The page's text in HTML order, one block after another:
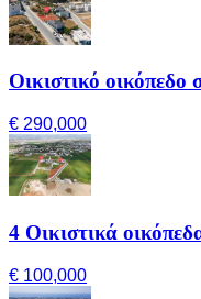
Οικιστικό οικόπεδο
€ 290,000
4 Οικιστικά
€ 100,000